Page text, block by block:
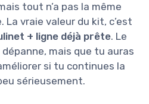
tout n’a pas la même
vraie valeur du kit, c’est
+ ligne déjà prête. Le
mais que tu auras
si tu continues la
sérieusement.